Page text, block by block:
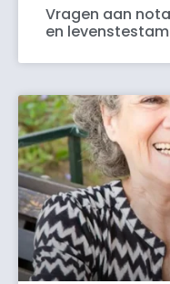
Vragen aan
en